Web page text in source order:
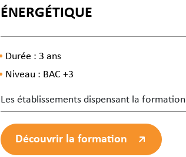
ÉNERGÉTIQUE
Durée : 3 ans
Niveau : BAC +3
Les établissements dispensant la formation
Découvrir la formation